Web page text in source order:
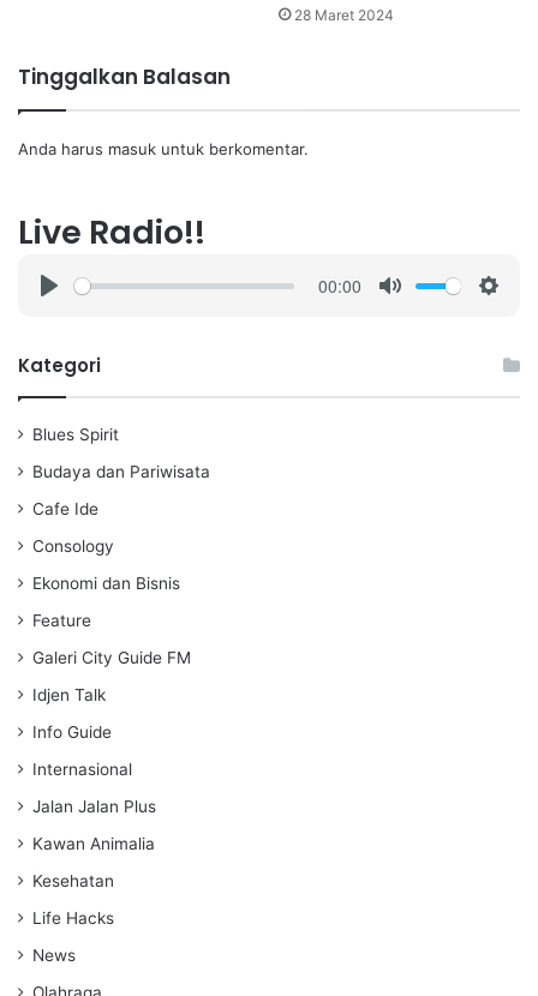
28 Maret 2024
Tinggalkan Balasan
Anda harus masuk untuk berkomentar.
Live Radio!!
a
00:00
Kategori
Blues Spirit
Budaya dan Pariwisata
Cafe Ide
Consology
Ekonomi dan Bisnis
Feature
Galeri City Guide FM
Idjen Talk
Info Guide
Internasional
Jalan Jalan Plus
Kawan Animalia
Kesehatan
Life Hacks
News